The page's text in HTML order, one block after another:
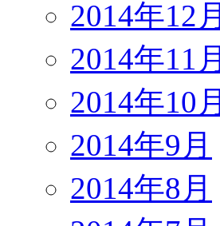
2014年12月
2014年11月
2014年10月
2014年9月
2014年8月